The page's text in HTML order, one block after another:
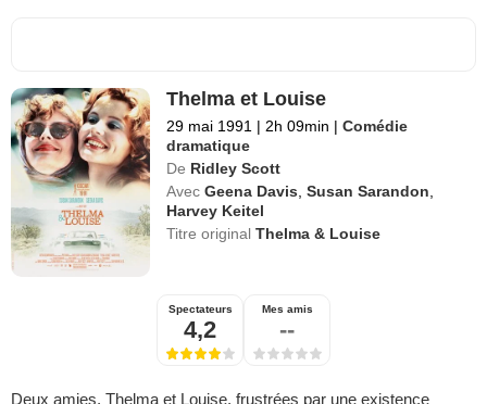
Thelma et Louise
29 mai 1991 | 2h 09min | Comédie
dramatique
De Ridley Scott
Avec Geena Davis,Susan Sarandon,
Harvey Keitel
Titre originalThelma & Louise
Spectateurs
4,2
Mes amis
--
Deux amies, Thelma et Louise, frustrées par une existence